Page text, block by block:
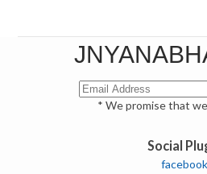
* We promise that
Social
facebook